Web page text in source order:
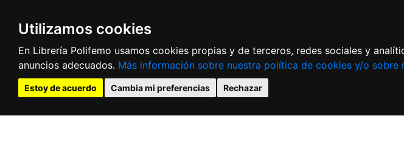
Utilizamos cookies
En Librería Polifemo usamos cookies propias y de terceros, redes sociales y
anuncios adecuados. Más información sobre nuestra política de cookies y/o
Estoy de acuerdo Cambia mi preferencias Rechazar